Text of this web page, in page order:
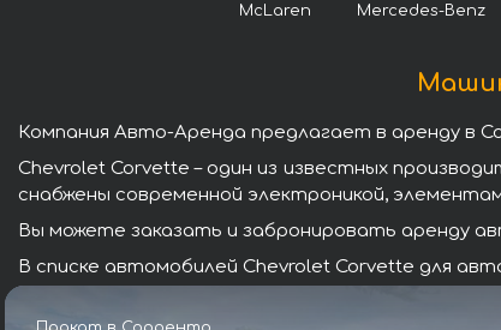
McLaren Mercedes-Benz
Компания Авто-Аренда предлагает в аренду в
Chevrolet Corvette – один из известных
снабжены современной электроникой,
Вы можете заказать и забронировать аренду
В списке автомобилей Chevrolet Corvette для